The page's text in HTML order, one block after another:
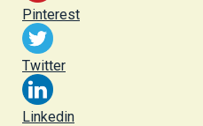
Pinterest
Twitter
Linkedin